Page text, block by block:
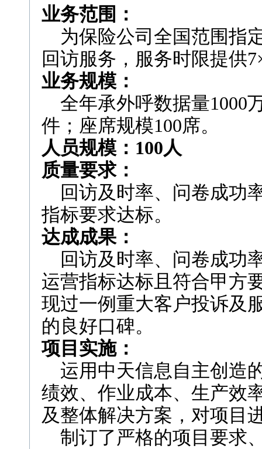
业务范围：
为保险公司全国范围指
回访服务，服务时限提供
业务规模：
全年承外呼数据量1000
件；座席规模100席。
人员规模：100人
质量要求：
回访及时率、问卷成功
指标要求达标。
达成成果：
回访及时率、问卷成功
运营指标达标且符合甲方
现过一例重大客户投诉及
的良好口碑。
项目实施：
运用中天信息自主创造
绩效、作业成本、生产效
及整体解决方案，对项目
制订了严格的项目要求